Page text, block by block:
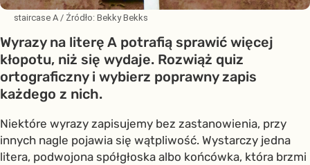
staircase A / Źródło: Bekky Bekks
Wyrazy na literę A potrafią sprawić więcej
kłopotu, niż się wydaje. Rozwiąż quiz
ortograficzny i wybierz poprawny zapis
każdego z nich.
Niektóre wyrazy zapisujemy bez zastanowienia, przy
innych nagle pojawia się wątpliwość. Wystarczy jedna
litera, podwojona spółgłoska albo końcówka, która brzmi